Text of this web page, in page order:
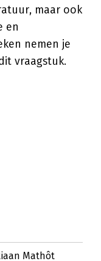
maar ook
en
nemen je
vraagstuk.
Mathôt